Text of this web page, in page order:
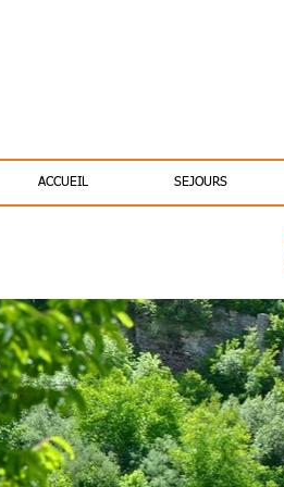
ACCUEIL SEJOURS